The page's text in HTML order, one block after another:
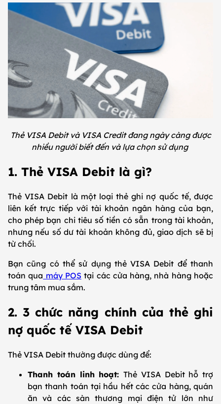
Thẻ VISA Debit và VISA Credit đang ngày càng được
nhiều người biết đến và lựa chọn sử dụng
1. Thẻ VISA Debit là gì?
Thẻ VISA Debit là một loại thẻ ghi nợ quốc tế, được
liên kết trực tiếp với tài khoản ngân hàng của bạn,
cho phép bạn chi tiêu số tiền có sẵn trong tài khoản,
nhưng nếu số dư tài khoản không đủ, giao dịch sẽ bị
từ chối.
Bạn cũng có thể sử dụng thẻ VISA Debit để thanh
toán qua máy POS tại các cửa hàng, nhà hàng hoặc
trung tâm mua sắm.
2. 3 chức năng chính của thẻ ghi
nợ quốc tế VISA Debit
Thẻ VISA Debit thường được dùng để:
Thanh toán linh hoạt: Thẻ VISA Debit hỗ trợ
bạn thanh toán tại hầu hết các cửa hàng, quán
ăn và các sàn thương mại điện tử lớn như